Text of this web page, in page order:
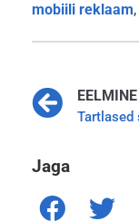
mobiili reklaam,
EELMINE
Jaga